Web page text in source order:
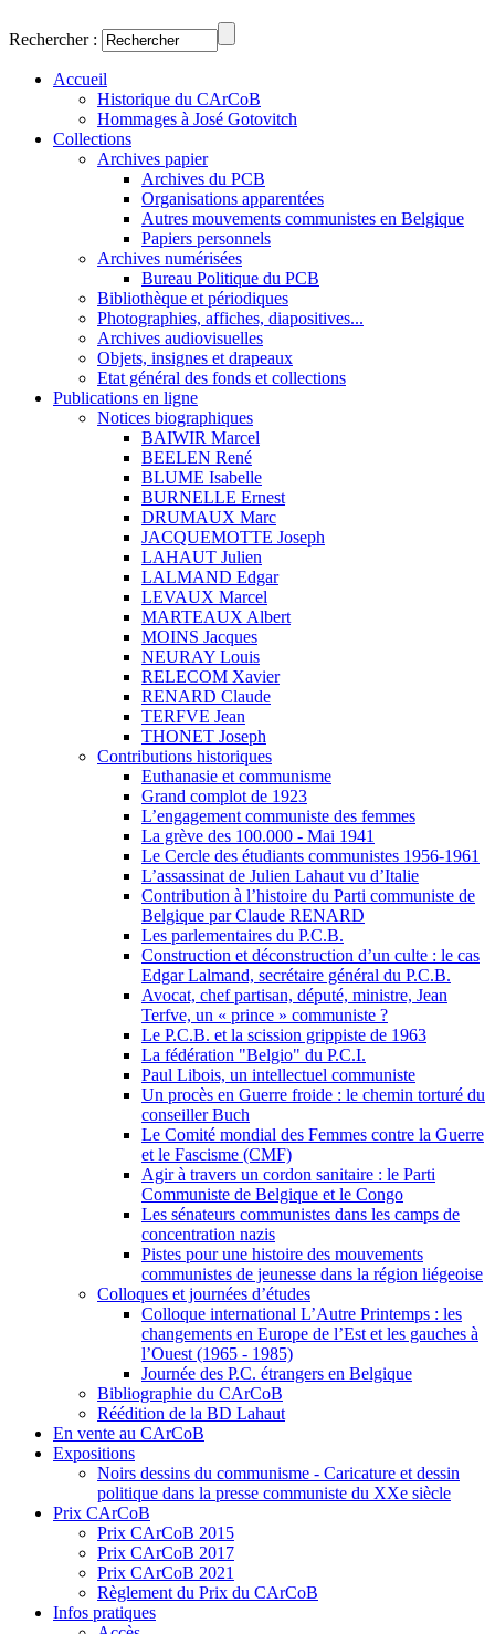
Rechercher :
Accueil
Historique du CArCoB
Hommages à José Gotovitch
Collections
Archives papier
Archives du PCB
Organisations apparentées
Autres mouvements communistes en Belgique
Papiers personnels
Archives numérisées
Bureau Politique du PCB
Bibliothèque et périodiques
Photographies, affiches, diapositives...
Archives audiovisuelles
Objets, insignes et drapeaux
Etat général des fonds et collections
Publications en ligne
Notices biographiques
BAIWIR Marcel
BEELEN René
BLUME Isabelle
BURNELLE Ernest
DRUMAUX Marc
JACQUEMOTTE Joseph
LAHAUT Julien
LALMAND Edgar
LEVAUX Marcel
MARTEAUX Albert
MOINS Jacques
NEURAY Louis
RELECOM Xavier
RENARD Claude
TERFVE Jean
THONET Joseph
Contributions historiques
Euthanasie et communisme
Grand complot de 1923
L’engagement communiste des femmes
La grève des 100.000 - Mai 1941
Le Cercle des étudiants communistes 1956-1961
L’assassinat de Julien Lahaut vu d’Italie
Contribution à l’histoire du Parti communiste de
Belgique par Claude RENARD
Les parlementaires du P.C.B.
Construction et déconstruction d’un culte : le cas
Edgar Lalmand, secrétaire général du P.C.B.
Avocat, chef partisan, député, ministre, Jean
Terfve, un « prince » communiste ?
Le P.C.B. et la scission grippiste de 1963
La fédération "Belgio" du P.C.I.
Paul Libois, un intellectuel communiste
Un procès en Guerre froide : le chemin torturé du
conseiller Buch
Le Comité mondial des Femmes contre la Guerre
et le Fascisme (CMF)
Agir à travers un cordon sanitaire : le Parti
Communiste de Belgique et le Congo
Les sénateurs communistes dans les camps de
concentration nazis
Pistes pour une histoire des mouvements
communistes de jeunesse dans la région liégeoise
Colloques et journées d’études
Colloque international L’Autre Printemps : les
changements en Europe de l’Est et les gauches à
l’Ouest (1965 - 1985)
Journée des P.C. étrangers en Belgique
Bibliographie du CArCoB
Réédition de la BD Lahaut
En vente au CArCoB
Expositions
Noirs dessins du communisme - Caricature et dessin
politique dans la presse communiste du XXe siècle
Prix CArCoB
Prix CArCoB 2015
Prix CArCoB 2017
Prix CArCoB 2021
Règlement du Prix du CArCoB
Infos pratiques